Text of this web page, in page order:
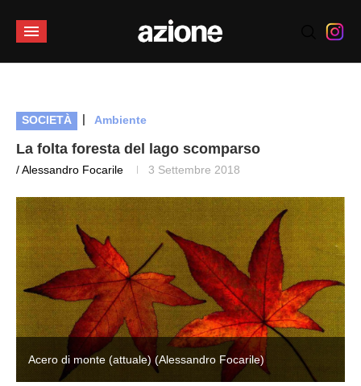
SOCIETÀ | Ambiente
La folta foresta del lago scomparso
/ Alessandro Focarile 3 Settembre 2018
Acero di monte (attuale) (Alessandro Focarile)